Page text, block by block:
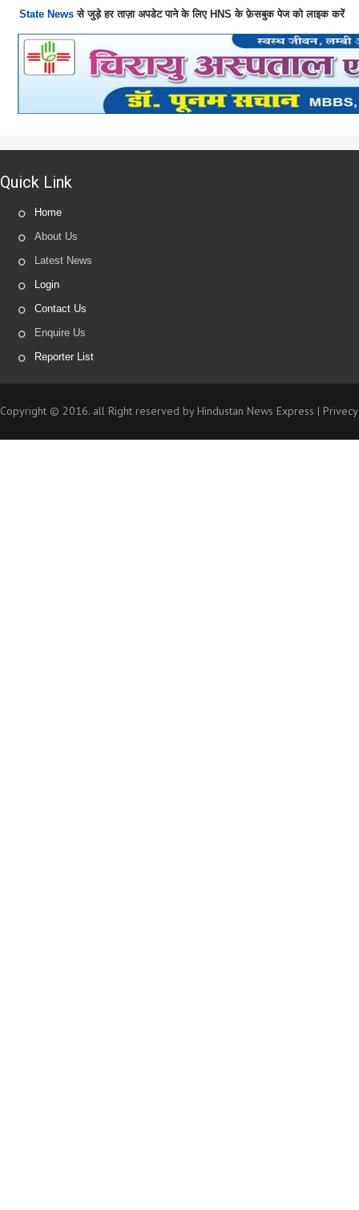
State News से जुड़े हर ताज़ा अपडेट पाने के लिए HNS के फ़ेसबुक पेज को लाइक करें
Quick Link
Home
About Us
Latest News
Login
Contact Us
Enquire Us
Reporter List
Copyright © 2016. all Right reserved by Hindustan News Express |